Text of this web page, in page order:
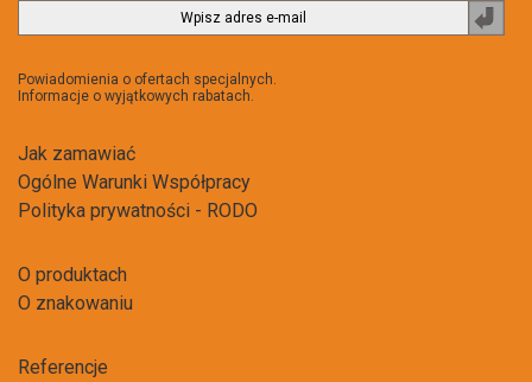
Powiadomienia o ofertach specjalnych.
Informacje o wyjątkowych rabatach.
Jak zamawiać
Ogólne Warunki Współpracy
Polityka prywatności - RODO
O produktach
O znakowaniu
Referencje